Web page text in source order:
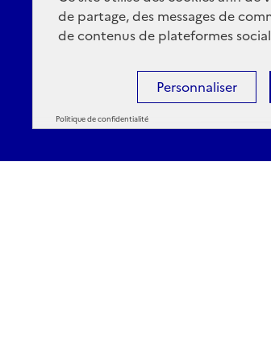
de partage, des messages de
de contenus de plateformes
Personnaliser
Politique de confidentialité